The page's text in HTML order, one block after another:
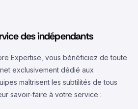
des indépendants
Expertise, vous bénéficiez de toute
exclusivement dédié aux
maîtrisent les subtilités de tous
savoir-faire à votre service :